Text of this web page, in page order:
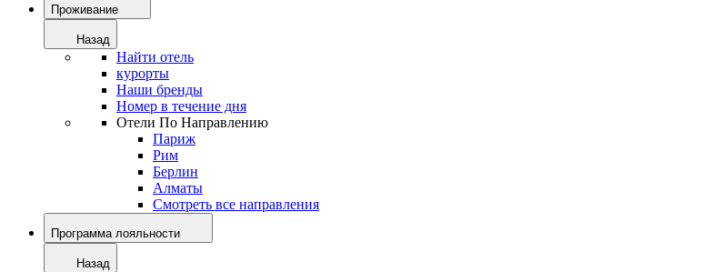
Проживание
Назад
Найти отель
курорты
Наши бренды
Номер в течение дня
Отели По Направлению
Париж
Рим
Берлин
Алматы
Смотреть все направления
Программа лояльности
Назад